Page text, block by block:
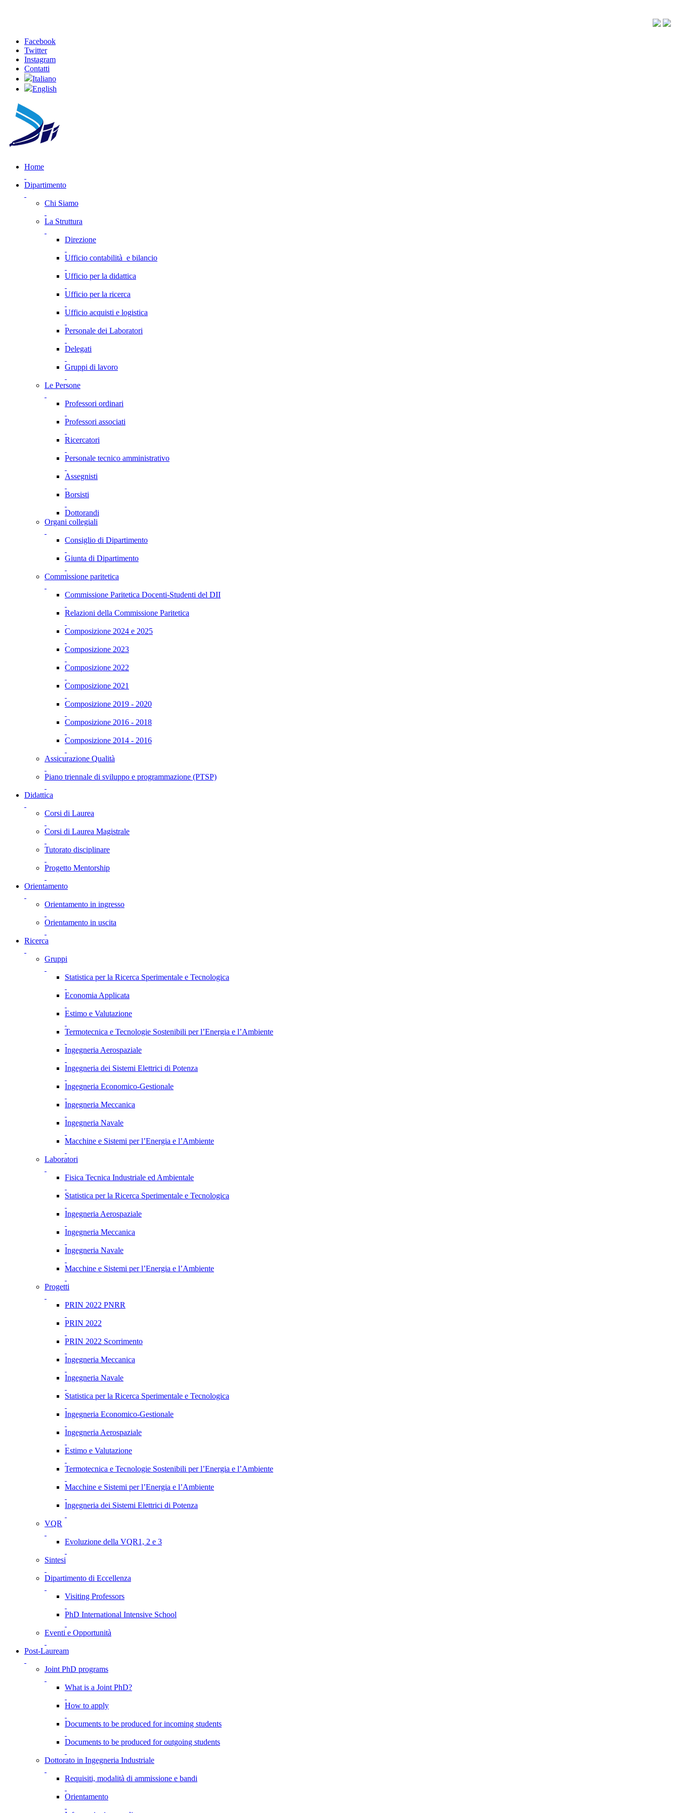
Facebook
Twitter
Instagram
Contatti
Italiano
English
Home
Dipartimento
Chi Siamo
La Struttura
Direzione
Ufficio contabilità e bilancio
Ufficio per la didattica
Ufficio per la ricerca
Ufficio acquisti e logistica
Personale dei Laboratori
Delegati
Gruppi di lavoro
Le Persone
Professori ordinari
Professori associati
Ricercatori
Personale tecnico amministrativo
Assegnisti
Borsisti
Dottorandi
Organi collegiali
Consiglio di Dipartimento
Giunta di Dipartimento
Commissione paritetica
Commissione Paritetica Docenti-Studenti del DII
Relazioni della Commissione Paritetica
Composizione 2024 e 2025
Composizione 2023
Composizione 2022
Composizione 2021
Composizione 2019 - 2020
Composizione 2016 - 2018
Composizione 2014 - 2016
Assicurazione Qualità
Piano triennale di sviluppo e programmazione (PTSP)
Didattica
Corsi di Laurea
Corsi di Laurea Magistrale
Tutorato disciplinare
Progetto Mentorship
Orientamento
Orientamento in ingresso
Orientamento in uscita
Ricerca
Gruppi
Statistica per la Ricerca Sperimentale e Tecnologica
Economia Applicata
Estimo e Valutazione
Termotecnica e Tecnologie Sostenibili per l’Energia e l’Ambiente
Ingegneria Aerospaziale
Ingegneria dei Sistemi Elettrici di Potenza
Ingegneria Economico-Gestionale
Ingegneria Meccanica
Ingegneria Navale
Macchine e Sistemi per l’Energia e l’Ambiente
Laboratori
Fisica Tecnica Industriale ed Ambientale
Statistica per la Ricerca Sperimentale e Tecnologica
Ingegneria Aerospaziale
Ingegneria Meccanica
Ingegneria Navale
Macchine e Sistemi per l’Energia e l’Ambiente
Progetti
PRIN 2022 PNRR
PRIN 2022
PRIN 2022 Scorrimento
Ingegneria Meccanica
Ingegneria Navale
Statistica per la Ricerca Sperimentale e Tecnologica
Ingegneria Economico-Gestionale
Ingegneria Aerospaziale
Estimo e Valutazione
Termotecnica e Tecnologie Sostenibili per l’Energia e l’Ambiente
Macchine e Sistemi per l’Energia e l’Ambiente
Ingegneria dei Sistemi Elettrici di Potenza
VQR
Evoluzione della VQR1, 2 e 3
Sintesi
Dipartimento di Eccellenza
Visiting Professors
PhD International Intensive School
Eventi e Opportunità
Post-Lauream
Joint PhD programs
What is a Joint PhD?
How to apply
Documents to be produced for incoming students
Documents to be produced for outgoing students
Dottorato in Ingegneria Industriale
Requisiti, modalità di ammissione e bandi
Orientamento